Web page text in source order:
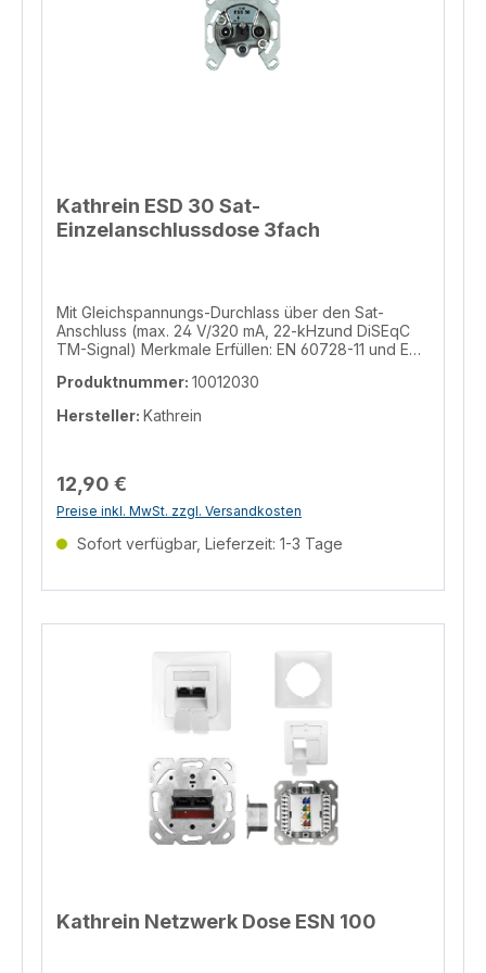
Kathrein ESD 30 Sat-
Einzelanschlussdose 3fach
Mit Gleichspannungs-Durchlass über den Sat-
Anschluss (max. 24 V/320 mA, 22-kHzund DiSEqC
TM-Signal) Merkmale Erfüllen: EN 60728-11 und EN
und Krallenbefestigung, passend fur UP-Dosen mit
kombinierbar Informationen zur Produktsicherheit
Rosenheim, 83022, DE info@kathrein-ds.com
Telefon 004980316193300 EU Verantwortliche
Person KATHREIN Digital Systems GmbH
Salinstrasse 34, Rosenheim, 83022, DE
info@kathrein-ds.com Telefon 004980316193300
Produktnummer: 10012030
Hersteller: Kathrein
12,90 €
Preise inkl. MwSt. zzgl. Versandkosten
Sofort verfügbar, Lieferzeit: 1-3 Tage
Kathrein Netzwerk Dose ESN 100